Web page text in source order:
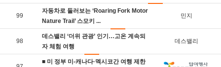
99
자동차로 둘러보는 ‘Roaring Fork Motor
Nature Trail’ 스모키 ...
민지
98
데스밸리 ‘더위 관광’ 인기…고온 계속되
자 체험 여행
데스밸리
■ 미 정부 미-캐나다·멕시코간 여행 제한